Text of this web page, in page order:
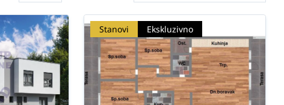
Stanovi Ekskluzivno